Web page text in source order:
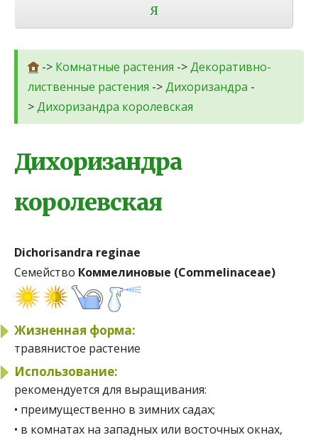
Я
-> Комнатные растения ->Декоративно-
лиственные растения ->Дихоризандра -
>Дихоризандра королевская
Дихоризандра
королевская
Dichorisandra reginae
Семейство Коммелиновые (Commelinaceae)
Жизненная форма:
травянистое растение
Использование:
рекомендуется для выращивания:
• преимущественно в зимних садах;
• в комнатах на западных или восточных окнах,